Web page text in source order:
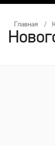
Главная